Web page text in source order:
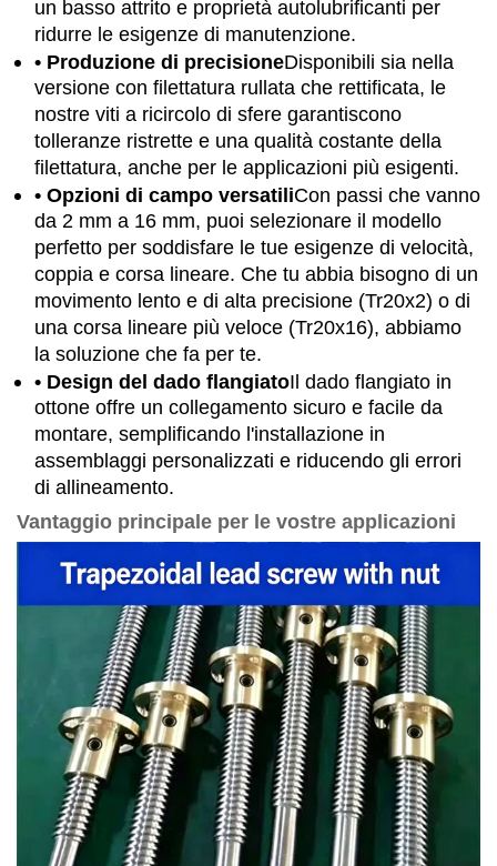
un basso attrito e proprietà autolubrificanti per
ridurre le esigenze di manutenzione.
• Produzione di precisioneDisponibili sia nella
versione con filettatura rullata che rettificata, le
nostre viti a ricircolo di sfere garantiscono
tolleranze ristrette e una qualità costante della
filettatura, anche per le applicazioni più esigenti.
• Opzioni di campo versatiliCon passi che vanno
da 2 mm a 16 mm, puoi selezionare il modello
perfetto per soddisfare le tue esigenze di velocità,
coppia e corsa lineare. Che tu abbia bisogno di un
movimento lento e di alta precisione (Tr20x2) o di
una corsa lineare più veloce (Tr20x16), abbiamo
la soluzione che fa per te.
• Design del dado flangiatoIl dado flangiato in
ottone offre un collegamento sicuro e facile da
montare, semplificando l'installazione in
assemblaggi personalizzati e riducendo gli errori
di allineamento.
Vantaggio principale per le vostre applicazioni